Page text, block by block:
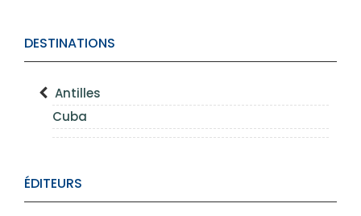
DESTINATIONS
Antilles
Cuba
ÉDITEURS